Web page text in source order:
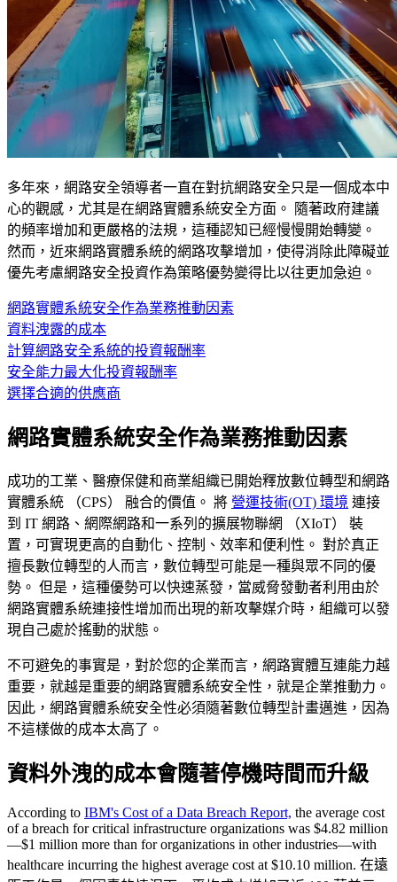
多年來，網路安全領導者一直在對抗網路安全只是一個成本中
心的觀感，尤其是在網路實體系統安全方面。 隨著政府建議
的頻率增加和更嚴格的法規，這種認知已經慢慢開始轉變。
然而，近來網路實體系統的網路攻擊增加，使得消除此障礙並
優先考慮網路安全投資作為策略優勢變得比以往更加急迫。
網路實體系統安全作為業務推動因素
資料洩露的成本
計算網路安全系統的投資報酬率
安全能力最大化投資報酬率
選擇合適的供應商
網路實體系統安全作為業務推動因素
成功的工業、醫療保健和商業組織已開始釋放數位轉型和網路
實體系統 （CPS） 融合的價值。 將 營運技術(OT) 環境 連接
到 IT 網路、網際網路和一系列的擴展物聯網 （XIoT） 裝
置，可實現更高的自動化、控制、效率和便利性。 對於真正
擅長數位轉型的人而言，數位轉型可能是一種與眾不同的優
勢。 但是，這種優勢可以快速蒸發，當威脅發動者利用由於
網路實體系統連接性增加而出現的新攻擊媒介時，組織可以發
現自己處於搖動的狀態。
不可避免的事實是，對於您的企業而言，網路實體互連能力越
重要，就越是重要的網路實體系統安全性，就是企業推動力。
因此，網路實體系統安全性必須隨著數位轉型計畫邁進，因為
不這樣做的成本太高了。
資料外洩的成本會隨著停機時間而升級
According to IBM's Cost of a Data Breach Report, the average cost
of a breach for critical infrastructure organizations was $4.82 million
—$1 million more than for organizations in other industries—with
healthcare incurring the highest average cost at $10.10 million. 在遠